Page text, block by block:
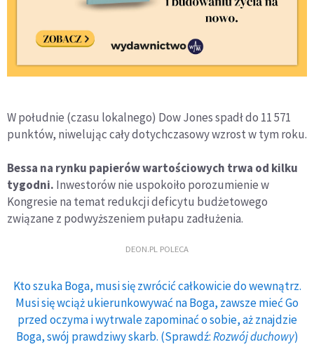
W południe (czasu lokalnego) Dow Jones spadł do 11 571
punktów, niwelując cały dotychczasowy wzrost w tym roku.
Bessa na rynku papierów wartościowych trwa od kilku
tygodni. Inwestorów nie uspokoiło porozumienie w
Kongresie na temat redukcji deficytu budżetowego
związane z podwyższeniem pułapu zadłużenia.
DEON.PL POLECA
Kto szuka Boga, musi się zwrócić całkowicie do wewnątrz.
Musi się wciąż ukierunkowywać na Boga, zawsze mieć Go
przed oczyma i wytrwale zapominać o sobie, aż znajdzie
Boga, swój prawdziwy skarb. (Sprawdź:Rozwój duchowy)